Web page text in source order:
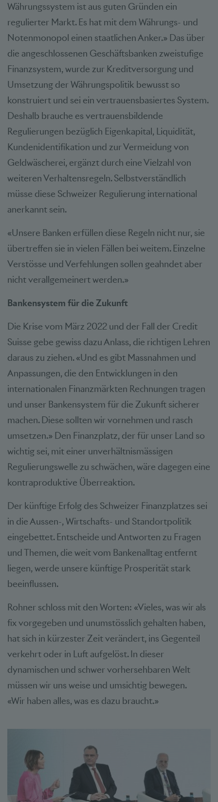
Währungssystem ist aus guten Gründen ein
regulierter Markt. Es hat mit dem Währungs- und
Notenmonopol einen staatlichen Anker.» Das über
die angeschlossenen Geschäftsbanken zweistufige
Finanzsystem, wurde zur Kreditversorgung und
Umsetzung der Währungspolitik bewusst so
konstruiert und sei ein vertrauensbasiertes System.
Deshalb brauche es vertrauensbildende
Regulierungen bezüglich Eigenkapital, Liquidität,
Kundenidentifikation und zur Vermeidung von
Geldwäscherei, ergänzt durch eine Vielzahl von
weiteren Verhaltensregeln. Selbstverständlich
müsse diese Schweizer Regulierung international
anerkannt sein.
«Unsere Banken erfüllen diese Regeln nicht nur, sie
übertreffen sie in vielen Fällen bei weitem. Einzelne
Verstösse und Verfehlungen sollen geahndet aber
nicht verallgemeinert werden.»
Bankensystem für die Zukunft
Die Krise vom März 2022 und der Fall der Credit
Suisse gebe gewiss dazu Anlass, die richtigen Lehren
daraus zu ziehen. «Und es gibt Massnahmen und
Anpassungen, die den Entwicklungen in den
internationalen Finanzmärkten Rechnungen tragen
und unser Bankensystem für die Zukunft sicherer
machen. Diese sollten wir vornehmen und rasch
umsetzen.» Den Finanzplatz, der für unser Land so
wichtig sei, mit einer unverhältnismässigen
Regulierungswelle zu schwächen, wäre dagegen eine
kontraproduktive Überreaktion.
Der künftige Erfolg des Schweizer Finanzplatzes sei
in die Aussen-, Wirtschafts- und Standortpolitik
eingebettet. Entscheide und Antworten zu Fragen
und Themen, die weit vom Bankenalltag entfernt
liegen, werde unsere künftige Prosperität stark
beeinflussen.
Rohner schloss mit den Worten: «Vieles, was wir als
fix vorgegeben und unumstösslich gehalten haben,
hat sich in kürzester Zeit verändert, ins Gegenteil
verkehrt oder in Luft aufgelöst. In dieser
dynamischen und schwer vorhersehbaren Welt
müssen wir uns weise und umsichtig bewegen.
«Wir haben alles, was es dazu braucht.»